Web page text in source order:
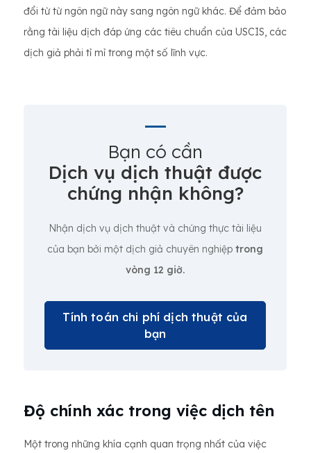
đổi từ từ ngôn ngữ này sang ngôn ngữ khác. Để đảm bảo
rằng tài liệu dịch đáp ứng các tiêu chuẩn của USCIS, các
dịch giả phải tỉ mỉ trong một số lĩnh vực.
Bạn có cần
Dịch vụ dịch thuật được
chứng nhận không?
Nhận dịch vụ dịch thuật và chứng thực tài liệu
của bạn bởi một dịch giả chuyên nghiệp trong
vòng 12 giờ.
Tính toán chi phí dịch thuật của
bạn
Độ chính xác trong việc dịch tên
Một trong những khía cạnh quan trọng nhất của việc